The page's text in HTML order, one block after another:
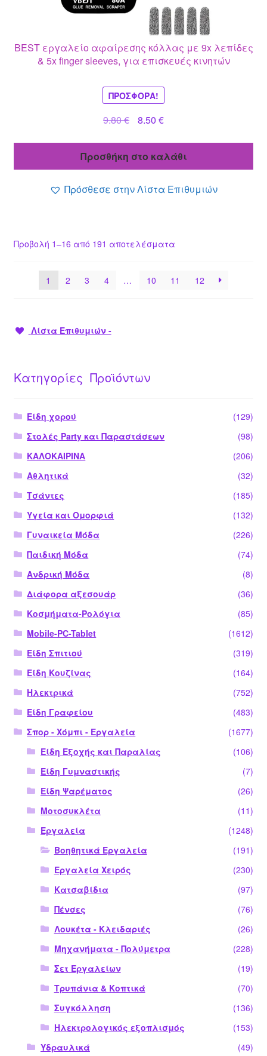
BEST εργαλείο αφαίρεσης κόλλας με 9x λεπίδες
& 5x finger sleeves, για επισκευές κινητών
ΠΡΟΣΦΟΡΆ!
9.80€
Original
9.80 €.
8.50 €Η
είναι:
Προσθήκη στο καλάθι
Πρόσθεσε στην Λίστα Επιθυμιών
Προβολή 1–16 από 191 αποτελέσματα
1 2 3 4 … 10 11 12
Λίστα Επιθυμιών -
Κατηγορίες Προϊόντων
Είδη χορού
(129)
Στολές Party και Παραστάσεων
(98)
ΚΑΛΟΚΑΙΡΙΝΑ
(206)
Αθλητικά
(32)
Τσάντες
(185)
Υγεία και Ομορφιά
(132)
Γυναικεία Μόδα
(226)
Παιδική Μόδα
(74)
Ανδρική Μόδα
(8)
Διάφορα αξεσουάρ
(36)
Κοσμήματα-Ρολόγια
(85)
Mobile-PC-Tablet
(1612)
Είδη Σπιτιού
(319)
Είδη Κουζίνας
(164)
Ηλεκτρικά
(752)
Είδη Γραφείου
(483)
Σπορ - Χόμπι - Εργαλεία
(1677)
Είδη Εξοχής και Παραλίας
(106)
Είδη Γυμναστικής
(7)
Είδη Ψαρέματος
(26)
Μοτοσυκλέτα
(11)
Εργαλεία
(1248)
Βοηθητικά Εργαλεία
(191)
Εργαλεία Χειρός
(230)
Κατσαβίδια
(97)
Πένσες
(76)
Λουκέτα - Κλειδαριές
(26)
Μηχανήματα - Πολύμετρα
(228)
Σετ Εργαλείων
(19)
Τρυπάνια & Κοπτικά
(70)
Συγκόλληση
(136)
Ηλεκτρολογικός εξοπλισμός
(153)
Υδραυλικά
(49)